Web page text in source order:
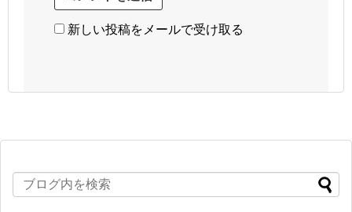
新しい投稿をメールで受け取る